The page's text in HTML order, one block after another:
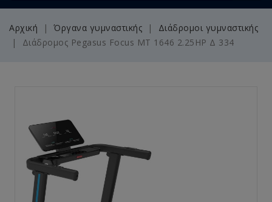
Αρχική Όργανα γυμναστικής
Διάδρομοι γυμναστικής
Διάδρομος Pegasus Focus MT 1646 2.25HP Δ 334